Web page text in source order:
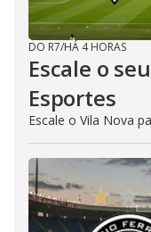
DO R7/HÁ 4 HORAS
Escale o
Esportes
Escale o Vila Nova